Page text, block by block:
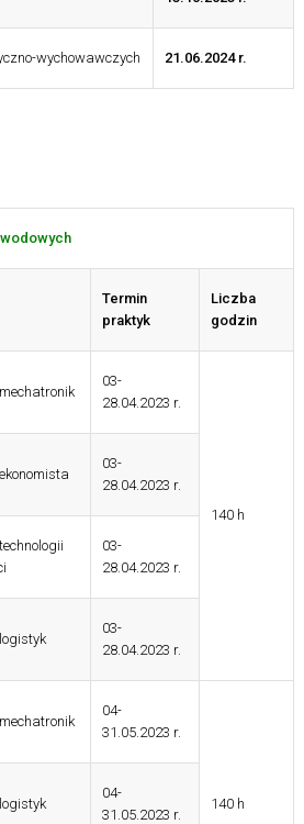
wychowawczych 21.06.2024 r.
Termin
praktyk
Liczba
godzin
03-
28.04.2023 r.
140 h
03-
28.04.2023 r.
03-
28.04.2023 r.
03-
28.04.2023 r.
04-
31.05.2023 r.
140 h
04-
31.05.2023 r.